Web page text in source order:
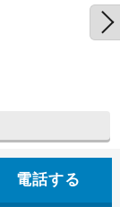
電話する